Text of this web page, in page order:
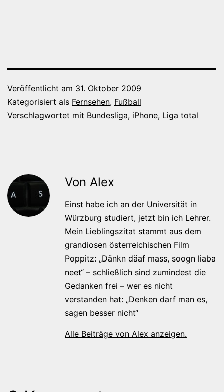
Veröffentlicht am 31. Oktober 2009
Kategorisiert als Fernsehen, Fußball
Verschlagwortet mit Bundesliga, iPhone, Liga total
Von Alex
Einst habe ich an der Universität in
Würzburg studiert, jetzt bin ich Lehrer.
Mein Lieblingszitat stammt aus dem
grandiosen österreichischen Film
Poppitz: „Dänkn däaf mass, soogn liaba
neet“ – schließlich sind zumindest die
Gedanken frei – wer es nicht
verstanden hat: „Denken darf man es,
sagen besser nicht“
Alle Beiträge von Alex anzeigen.